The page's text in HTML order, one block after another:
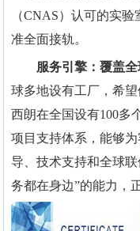
（CNAS）认可的实
准全面接轨。
服务引擎：覆盖
球多地设有工厂，希望
西朗在全国设有100多
项目支持体系，能够
导、技术支持和全球
务都在身边”的能力，